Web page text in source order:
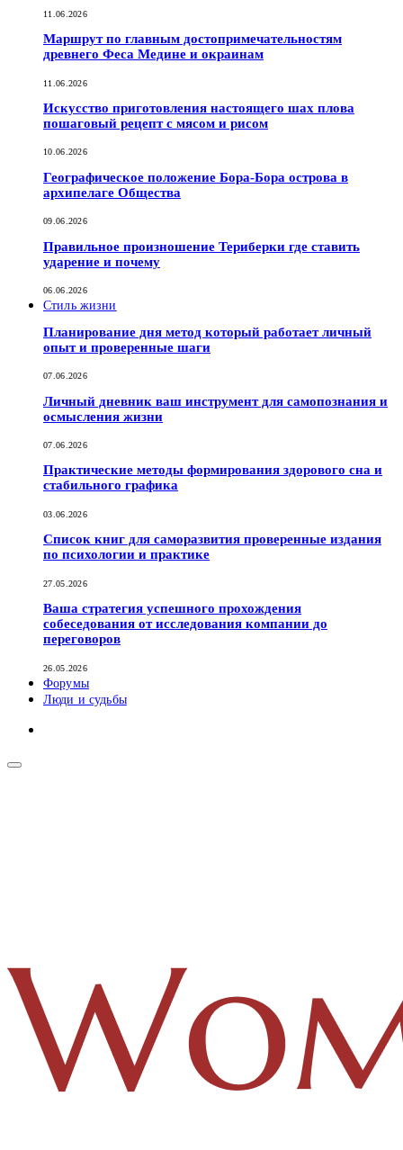
11.06.2026
Маршрут по главным достопримечательностям
древнего Феса Медине и окраинам
11.06.2026
Искусство приготовления настоящего шах плова
пошаговый рецепт с мясом и рисом
10.06.2026
Географическое положение Бора-Бора острова в
архипелаге Общества
09.06.2026
Правильное произношение Териберки где ставить
ударение и почему
06.06.2026
Стиль жизни
Планирование дня метод который работает личный
опыт и проверенные шаги
07.06.2026
Личный дневник ваш инструмент для самопознания и
осмысления жизни
07.06.2026
Практические методы формирования здорового сна и
стабильного графика
03.06.2026
Список книг для саморазвития проверенные издания
по психологии и практике
27.05.2026
Ваша стратегия успешного прохождения
собеседования от исследования компании до
переговоров
26.05.2026
Форумы
Люди и судьбы